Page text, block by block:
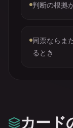
判断の根拠
同票ならま
るとき
カード